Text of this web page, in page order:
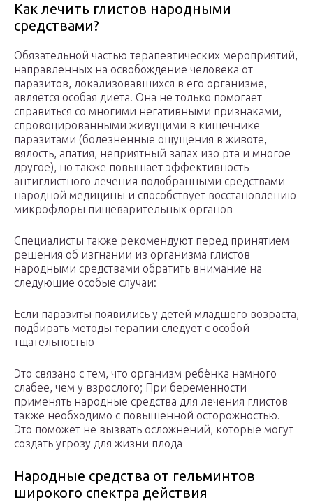
Как лечить глистов народными
средствами?
Обязательной частью терапевтических мероприятий,
направленных на освобождение человека от
паразитов, локализовавшихся в его организме,
является особая диета. Она не только помогает
справиться со многими негативными признаками,
спровоцированными живущими в кишечнике
паразитами (болезненные ощущения в животе,
вялость, апатия, неприятный запах изо рта и многое
другое), но также повышает эффективность
антиглистного лечения подобранными средствами
народной медицины и способствует восстановлению
микрофлоры пищеварительных органов
Специалисты также рекомендуют перед принятием
решения об изгнании из организма глистов
народными средствами обратить внимание на
следующие особые случаи:
Если паразиты появились у детей младшего возраста,
подбирать методы терапии следует с особой
тщательностью
Это связано с тем, что организм ребёнка намного
слабее, чем у взрослого; При беременности
применять народные средства для лечения глистов
также необходимо с повышенной осторожностью.
Это поможет не вызвать осложнений, которые могут
создать угрозу для жизни плода
Народные средства от гельминтов
широкого спектра действия